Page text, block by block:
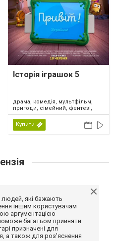
Історія іграшок 5
драма, комедія, мультфільм,
пригоди, сімейний, фентезі,
США, 2026
Купити
людей, які бажають
іншим користувачам
аргументацією
багатьом прийняти
призначені для
а також для роз'яснення